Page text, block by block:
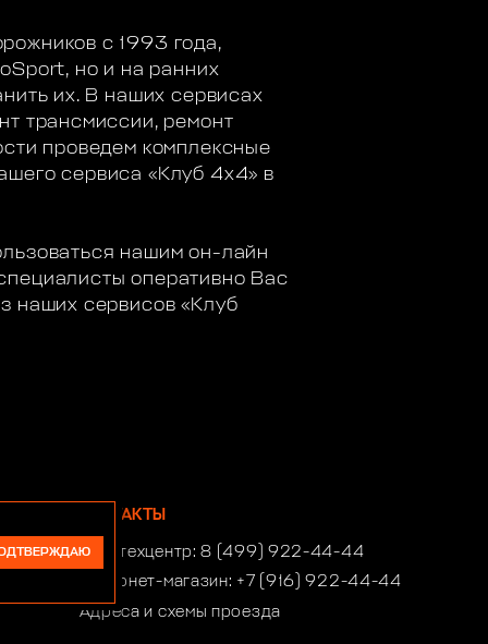
с 1993 года,
но и на ранних
их. В наших сервисах
трансмиссии, ремонт
проведем комплексные
сервиса «Клуб 4х4» в
нашим он-лайн
оперативно Вас
наших сервисов «Клуб
КОНТАКТЫ
Автотехцентр:8 (499) 922-44-44
Интернет-магазин: +7 (916) 922-44-44
Адреса и схемы проезда